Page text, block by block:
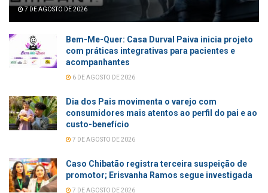
7 DE AGOSTO DE 2026
Bem-Me-Quer: Casa Durval Paiva inicia projeto
com práticas integrativas para pacientes e
acompanhantes
6 DE AGOSTO DE 2026
Dia dos Pais movimenta o varejo com
consumidores mais atentos ao perfil do pai e ao
custo-benefício
7 DE AGOSTO DE 2026
Caso Chibatão registra terceira suspeição de
promotor; Erisvanha Ramos segue investigada
7 DE AGOSTO DE 2026